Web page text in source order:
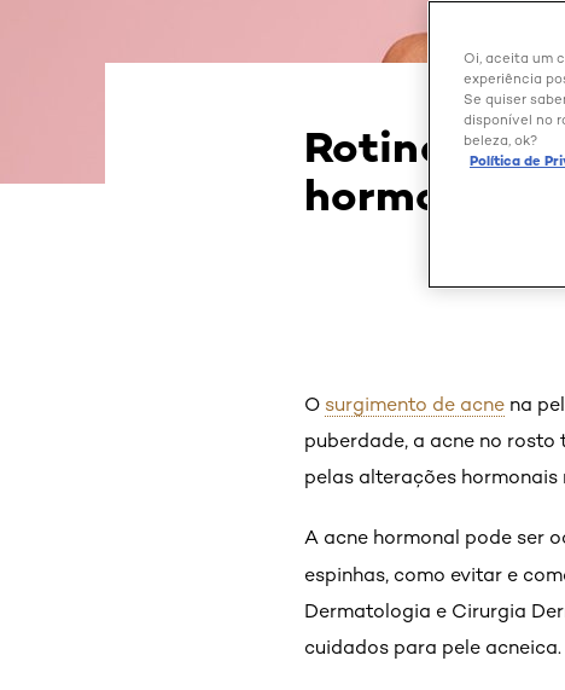
Rotina de
hormonal:
O surgimento de acne na
puberdade, a acne no
pelas alterações hormonais
A acne hormonal pode ser
espinhas, como evitar e
Dermatologia e Cirurgia
cuidados para pele acneica.
Oi, aceita um
experiência
Se quiser
disponível no
beleza, ok?
Política de